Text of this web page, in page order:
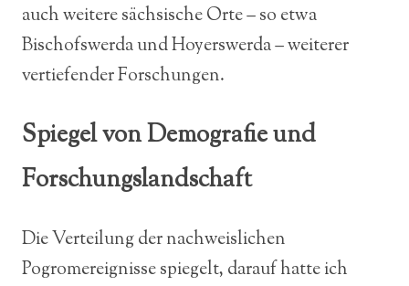
auch weitere sächsische Orte – so etwa
Bischofswerda und Hoyerswerda – weiterer
vertiefender Forschungen.
Spiegel von Demografie und
Forschungslandschaft
Die Verteilung der nachweislichen
Pogromereignisse spiegelt, darauf hatte ich